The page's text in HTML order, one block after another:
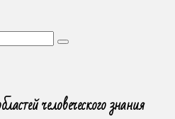
человеческого знания